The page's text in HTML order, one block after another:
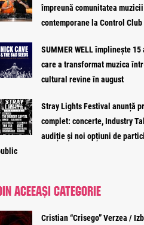
împreună comunitatea
contemporane la Control Club
SUMMER WELL împlinește
care a transformat muzica
cultural revine în august
Stray Lights Festival anunță
complet: concerte, Industry
audiție și noi opțiuni de
ACEEAȘI CATEGORIE
Cristian “Crisego” Verzea /